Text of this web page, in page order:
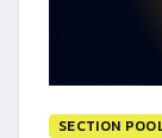
SECTION